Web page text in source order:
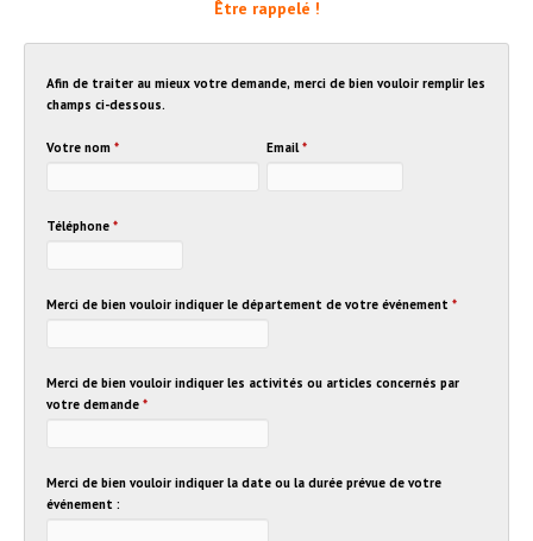
Être rappelé !
Afin de traiter au mieux votre demande, merci de bien vouloir remplir les
champs ci-dessous.
Votre nom * Email*
Téléphone *
Merci de bien vouloir indiquer le département de votre événement *
Merci de bien vouloir indiquer les activités ou articles concernés par
votre demande *
Merci de bien vouloir indiquer la date ou la durée prévue de votre
événement :